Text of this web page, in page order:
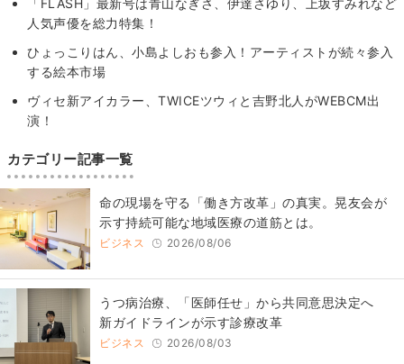
人気声優を総力特集！
ひょっこりはん、小島よしおも参入！アーティストが続々参入
する絵本市場
ヴィセ新アイカラー、TWICEツウィと吉野北人がWEBCM出
演！
カテゴリー記事一覧
​命の現場を守る「働き方改革」の真実。晃友会が
示す持続可能な地域医療の道筋とは。
ビジネス 2026/08/06
うつ病治療、「医師任せ」から共同意思決定へ
新ガイドラインが示す診療改革
ビジネス 2026/08/03